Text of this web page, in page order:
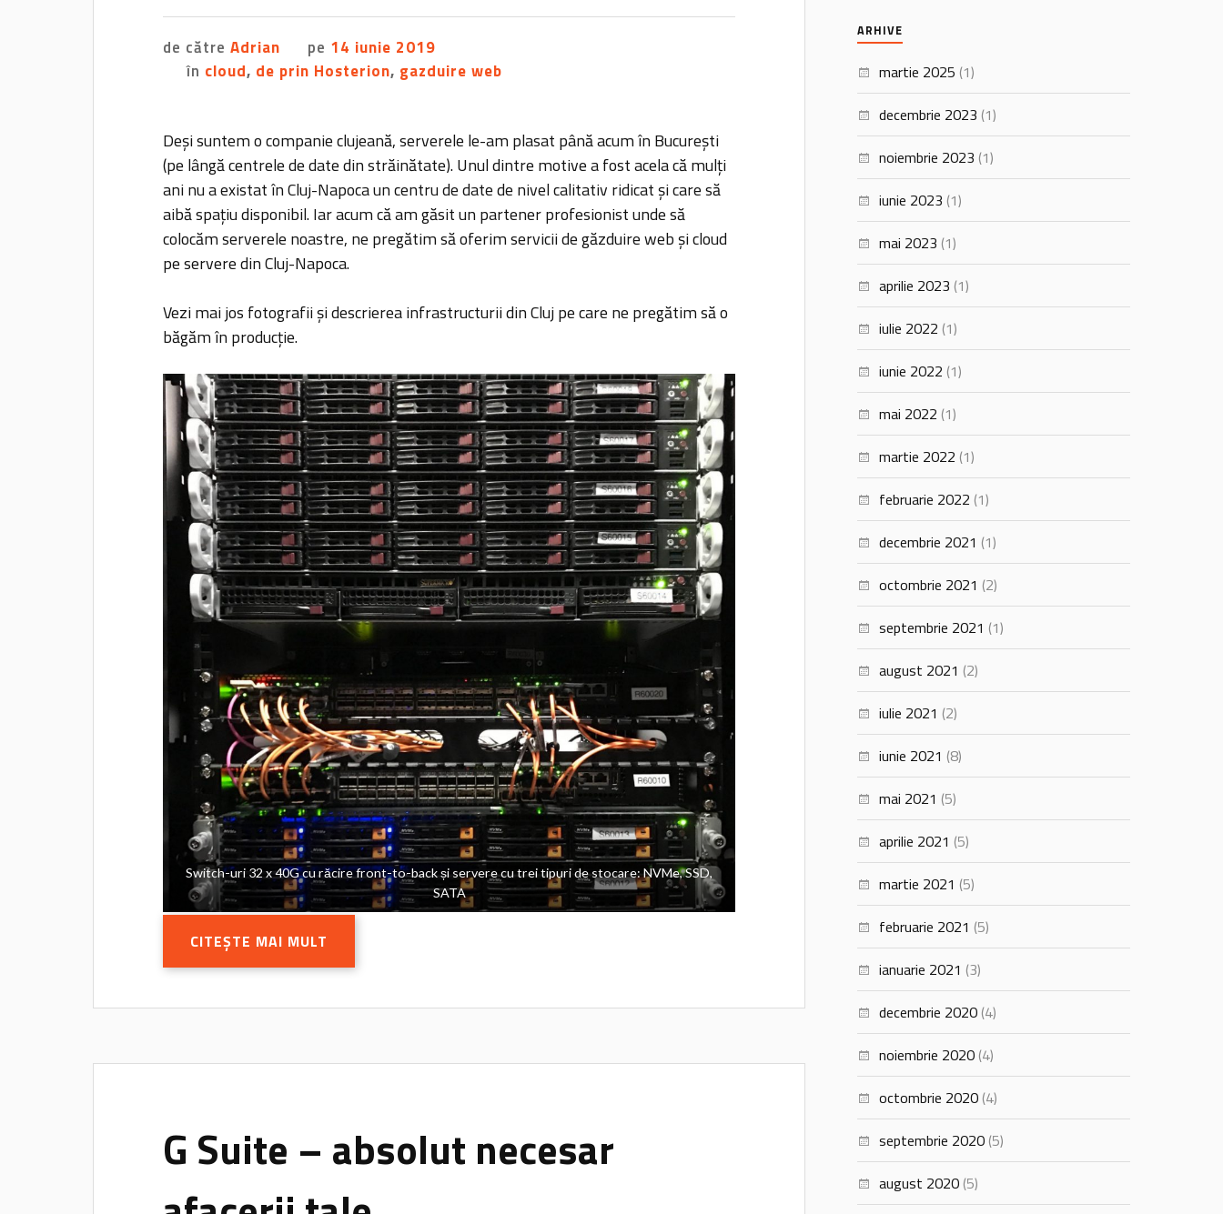
de cătreAdrian pe 14 iunie 2019
în cloud, de prin Hosterion, gazduire web
Deși suntem o companie clujeană, serverele le-am plasat până acum în București
(pe lângă centrele de date din străinătate). Unul dintre motive a fost acela că mulți
ani nu a existat în Cluj-Napoca un centru de date de nivel calitativ ridicat și care să
aibă spațiu disponibil. Iar acum că am găsit un partener profesionist unde să
colocăm serverele noastre, ne pregătim să oferim servicii de găzduire web și cloud
pe servere din Cluj-Napoca.
Vezi mai jos fotografii și descrierea infrastructurii din Cluj pe care ne pregătim să o
băgăm în producție.
Switch-uri 32 x 40G cu răcire front-to-back și servere cu trei tipuri de stocare: NVMe, SSD,
SATA
CITEȘTE MAI MULT
G Suite – absolut necesar
ARHIVE
martie 2025 (1)
decembrie 2023 (1)
noiembrie 2023 (1)
iunie 2023 (1)
mai 2023 (1)
aprilie 2023 (1)
iulie 2022 (1)
iunie 2022 (1)
mai 2022 (1)
martie 2022 (1)
februarie 2022 (1)
decembrie 2021 (1)
octombrie 2021 (2)
septembrie 2021 (1)
august 2021 (2)
iulie 2021 (2)
iunie 2021 (8)
mai 2021 (5)
aprilie 2021 (5)
martie 2021 (5)
februarie 2021 (5)
ianuarie 2021 (3)
decembrie 2020 (4)
noiembrie 2020 (4)
octombrie 2020 (4)
septembrie 2020 (5)
august 2020 (5)